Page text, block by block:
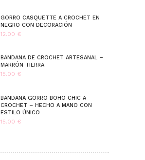
GORRO CASQUETTE A CROCHET EN
NEGRO CON DECORACIÓN
12.00 €
BANDANA DE CROCHET ARTESANAL –
MARRÓN TIERRA
15.00 €
BANDANA GORRO BOHO CHIC A
CROCHET – HECHO A MANO CON
ESTILO ÚNICO
15.00 €